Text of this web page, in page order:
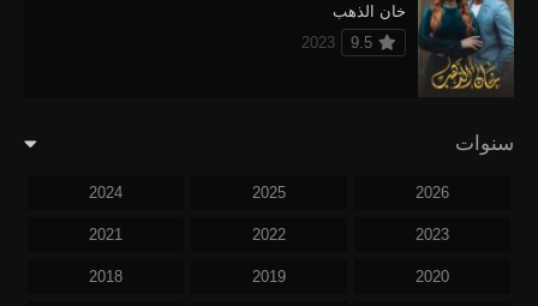
خان الذهب
9.5
2023
سنوات
2026
2025
2024
2023
2022
2021
2020
2019
2018